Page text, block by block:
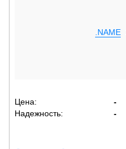
.NAME
Цена: -
Надежность:
-